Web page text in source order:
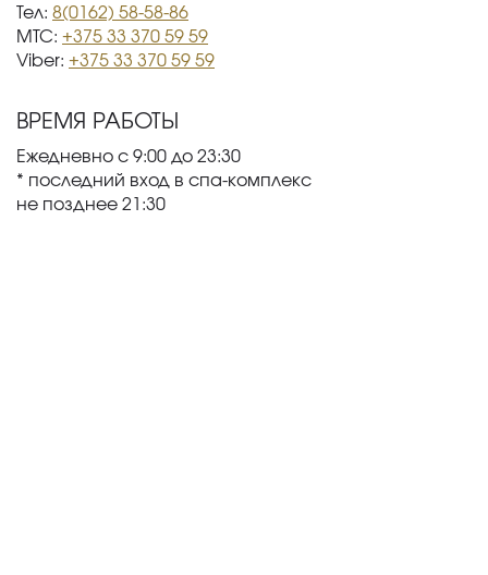
Тел: 8(0162) 58-58-86
МТС: +375 33 370 59 59
Viber: +375 33 370 59 59
ВРЕМЯ РАБОТЫ
Ежедневно с 9:00 до 23:30
* последний вход в спа-комплекс
не позднее 21:30